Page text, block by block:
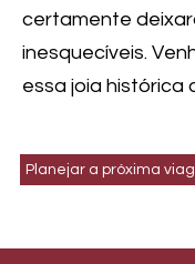
certamente
inesquecíveis.
essa joia histórica
Planejar a próxima